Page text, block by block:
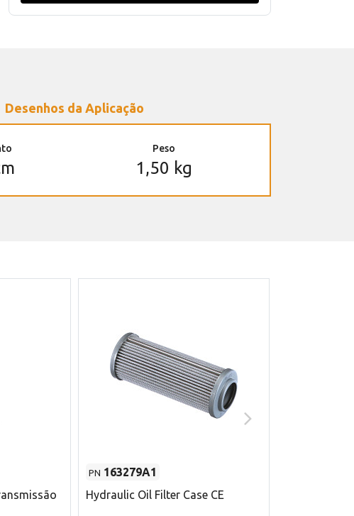
Desenhos da Aplicação
Peso
1,50 kg
PN 163279A1
Hydraulic Oil Filter Case CE